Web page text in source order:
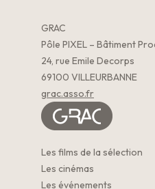
GRAC
Pôle PIXEL – Bâtiment
24, rue Emile Decorps
69100 VILLEURBANNE
grac.asso.fr
Les films de la sélection
Les cinémas
Les événements